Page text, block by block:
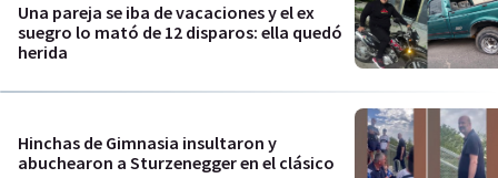
Una pareja se iba de vacaciones y el ex
suegro lo mató de 12 disparos: ella quedó
herida
Hinchas de Gimnasia insultaron y
abuchearon a Sturzenegger en el clásico